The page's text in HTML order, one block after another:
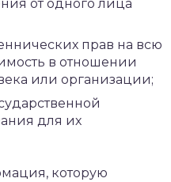
от одного лица
прав на всю
в отношении
или организации;
для их
которую